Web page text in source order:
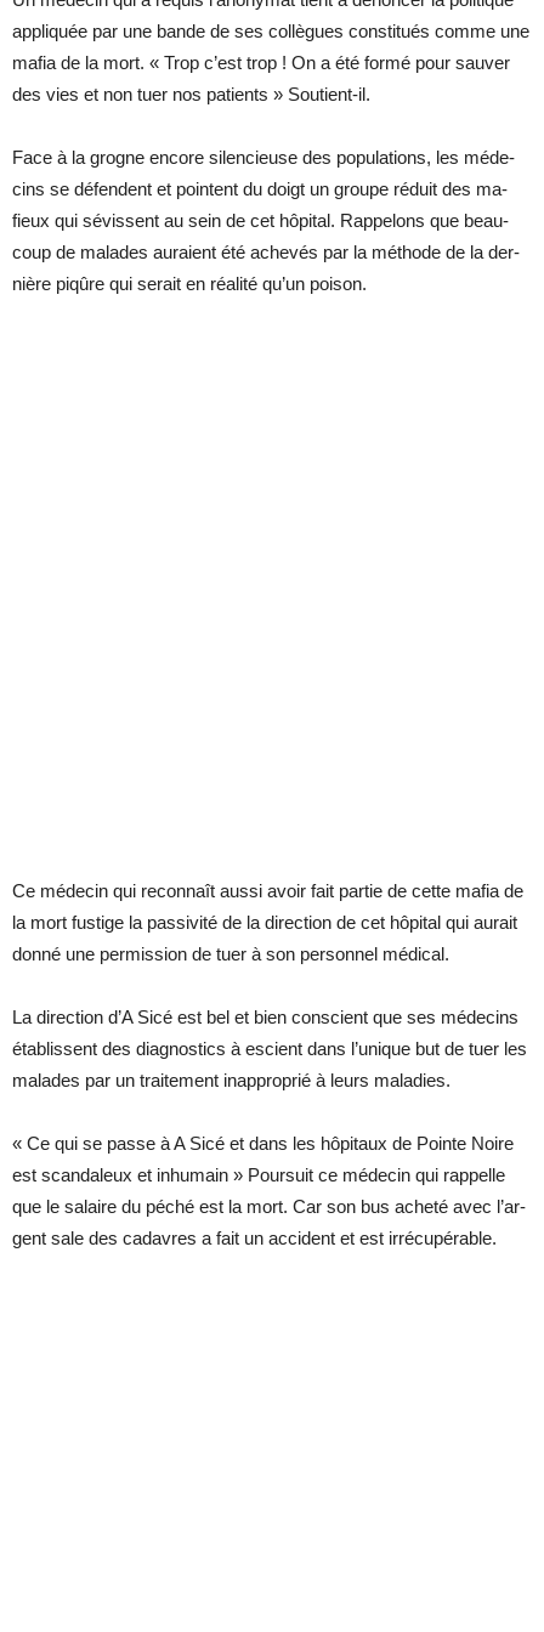
ap­pli­quée par une bande de ses col­lègues consti­tués comme une
ma­fia de la mort. « Trop c’est trop ! On a été formé pour sau­ver
des vies et non tuer nos pa­tients » Sou­tient-il.
Face à la grogne en­core si­len­cieuse des po­pu­la­tions, les mé­de­
cins se dé­fendent et pointent du doigt un groupe ré­duit des ma­
fieux qui sé­vissent au sein de cet hô­pi­tal. Rap­pe­lons que beau­
coup de ma­lades au­raient été ache­vés par la mé­thode de la der­
nière pi­qûre qui se­rait en réa­lité qu’un poi­son.
Ce mé­de­cin qui re­con­naît aussi avoir fait par­tie de cette ma­fia de
la mort fus­tige la pas­si­vité de la di­rec­tion de cet hô­pi­tal qui au­rait
donné une per­mis­sion de tuer à son per­son­nel mé­di­cal.
La di­rec­tion d’A Sicé est bel et bien conscient que ses mé­de­cins
éta­blissent des diag­nos­tics à es­cient dans l’unique but de tuer les
ma­lades par un trai­te­ment in­ap­pro­prié à leurs ma­la­dies.
« Ce qui se passe à A Sicé et dans les hô­pi­taux de Pointe Noire
est scan­da­leux et in­hu­main » Pour­suit ce mé­de­cin qui rap­pelle
que le sa­laire du pé­ché est la mort. Car son bus acheté avec l’ar­
gent sale des ca­davres a fait un ac­ci­dent et est ir­ré­cu­pé­rable.